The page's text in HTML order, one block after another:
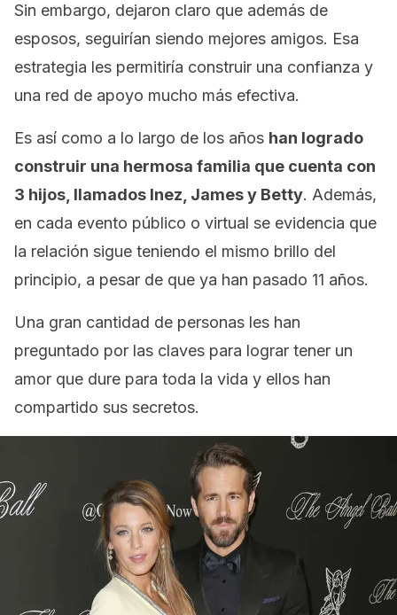
Sin embargo, dejaron claro que además de
esposos, seguirían siendo mejores amigos. Esa
estrategia les permitiría construir una confianza y
una red de apoyo mucho más efectiva.
Es así como a lo largo de los años han logrado
construir una hermosa familia que cuenta con
3 hijos, llamados Inez, James y Betty. Además,
en cada evento público o virtual se evidencia que
la relación sigue teniendo el mismo brillo del
principio, a pesar de que ya han pasado 11 años.
Una gran cantidad de personas les han
preguntado por las claves para lograr tener un
amor que dure para toda la vida y ellos han
compartido sus secretos.